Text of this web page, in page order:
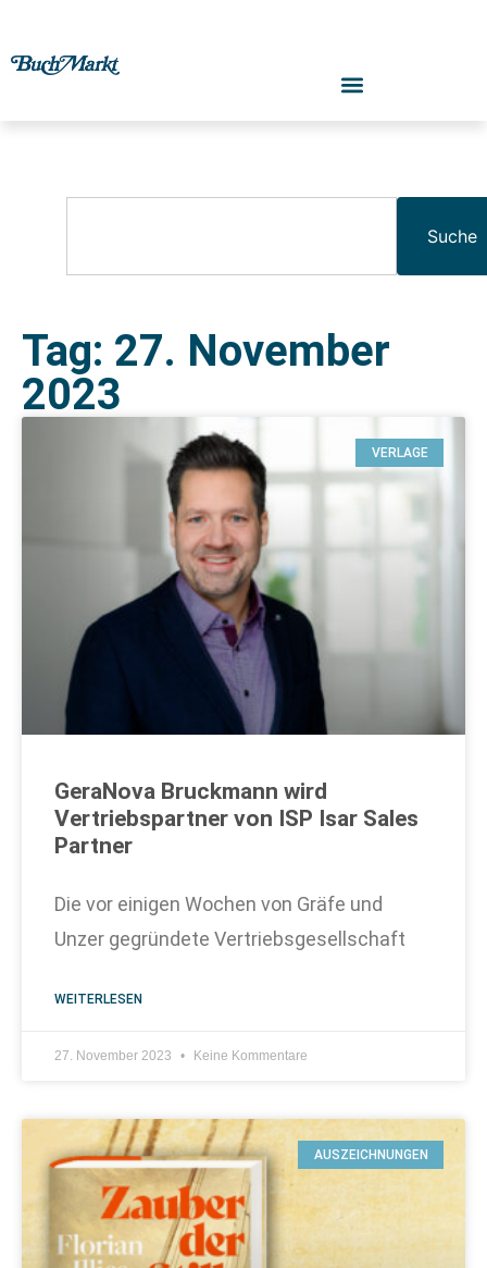
Suche
Tag: 27. November
2023
VERLAGE
GeraNova Bruckmann wird
Vertriebspartner von ISP Isar Sales
Partner
Die vor einigen Wochen von Gräfe und
Unzer gegründete Vertriebsgesellschaft
WEITERLESEN
27. November 2023 Keine Kommentare
AUSZEICHNUNGEN